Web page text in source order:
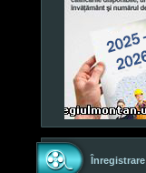
Înregistrare